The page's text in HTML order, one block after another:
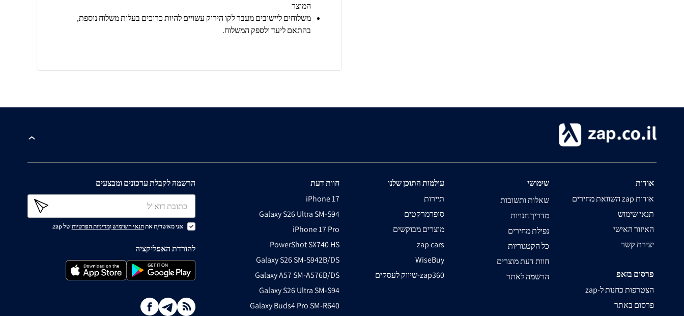
המוצר
משלוחים ליישובים מעבר לקו הירוק עשויים להיות כרוכים בעלות משלוח נוספת,
בהתאם ליעד ולספק המשלוח.
אודות
השוואת מחירים zap אודות
תנאי שימוש
האיזור האישי
יצירת קשר
פרסום בזאפ
zap-הצטרפות כחנות ל
פרסום באתר
שימושי
שאלות ותשובות
מדריך חנויות
נפילת מחירים
כל הקטגוריות
חוות דעת מוצרים
הרשמה לאתר
עולמות התוכן שלנו
תיירות
סופרמרקטים
מוצרים מבוקשים
zap cars
WiseBuy
שיווק לעסקים-zap360
חוות דעת
iPhone 17
Galaxy S26 Ultra SM-S94
iPhone 17 Pro
PowerShot SX740 HS
Galaxy S26 SM-S942B/DS
Galaxy A57 SM-A576B/DS
Galaxy S26 Ultra SM-S94
Galaxy Buds4 Pro SM-R640
הרשמה לקבלת עדכונים ומבצעים
אני מאשר/ת אתתנאי השימושומדיניות הפרטיותשל zap.
להורדת האפליקציה